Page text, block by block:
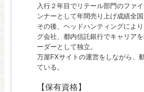
入行２年目でリテール部門のファ
ンナーとして年間売り上げ成績全国
その後、ヘッドハンティングによ
グ会社、都内信託銀行でキャリア
ーダーとして独立。
万屋FXサイトの運営をしながら、
ている。
【保有資格】